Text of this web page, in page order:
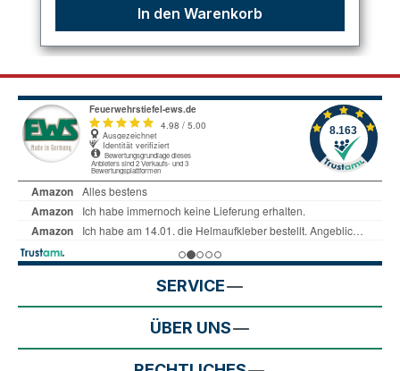
In den Warenkorb
SERVICE
ÜBER UNS